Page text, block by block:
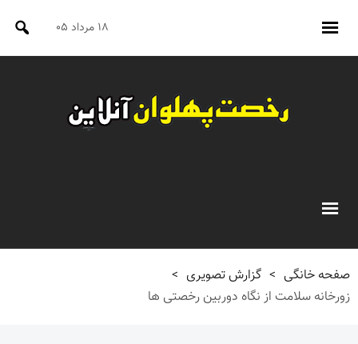
۱۸ مرداد ۰۵
صفحه خانگی > گزارش تصویری >
زورخانه سلامت از نگاه دوربین رخصتی ها